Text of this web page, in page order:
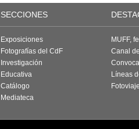
SECCIONES
Exposiciones
Fotografías del CdF
Investigación
Educativa
Catálogo
Mediateca
MUFF,
Canal
Líneas